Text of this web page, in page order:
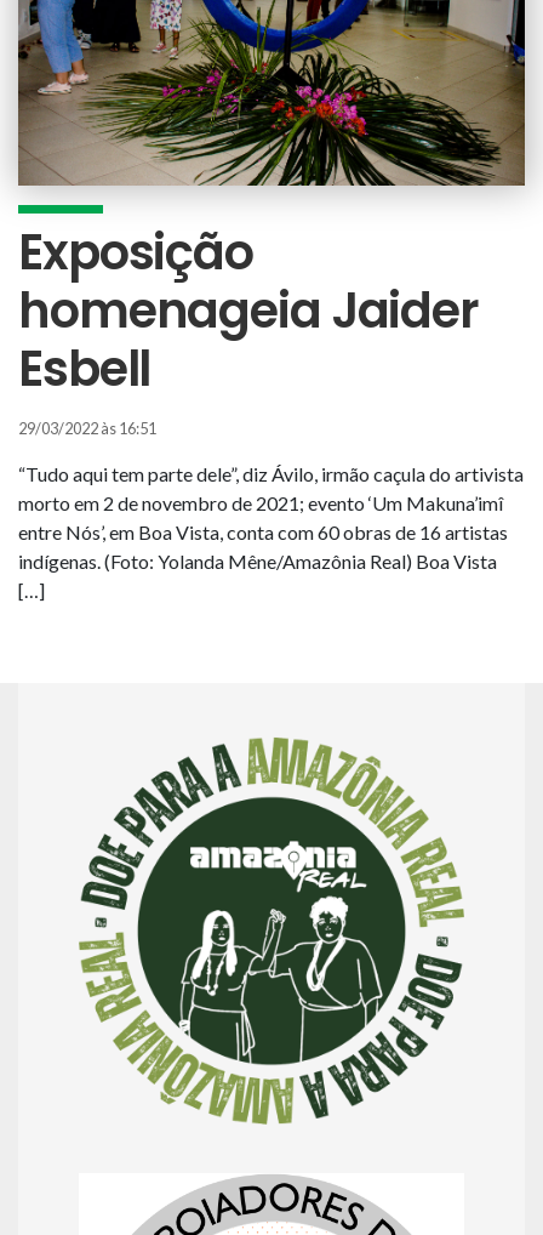
Exposição
homenageia Jaider
Esbell
29/03/2022 às 16:51
“Tudo aqui tem parte dele”, diz Ávilo, irmão caçula do artivista
morto em 2 de novembro de 2021; evento ‘Um Makuna’imî
entre Nós’, em Boa Vista, conta com 60 obras de 16 artistas
indígenas. (Foto: Yolanda Mêne/Amazônia Real) Boa Vista
[…]